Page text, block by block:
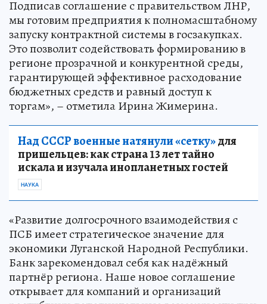
Подписав соглашение с правительством ЛНР,
мы готовим предприятия к полномасштабному
запуску контрактной системы в госзакупках.
Это позволит содействовать формированию в
регионе прозрачной и конкурентной среды,
гарантирующей эффективное расходование
бюджетных средств и равный доступ к
торгам», – отметила Ирина Жимерина.
Над СССР военные натянули «сетку»для
пришельцев: как страна 13 лет тайно
искала и изучала инопланетных гостей
НАУКА
«Развитие долгосрочного взаимодействия с
ПСБ имеет стратегическое значение для
экономики Луганской Народной Республики.
Банк зарекомендовал себя как надёжный
партнёр региона. Наше новое соглашение
открывает для компаний и организаций